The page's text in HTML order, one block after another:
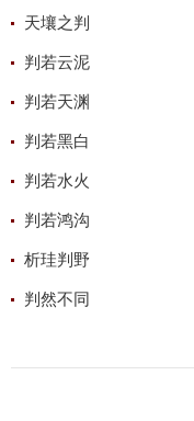
天壤之判
判若云泥
判若天渊
判若黑白
判若水火
判若鸿沟
析珪判野
判然不同